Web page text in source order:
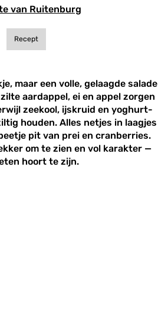
van Ruitenburg
Recept
maar een volle, gelaagde salade
aardappel, ei en appel zorgen
zeekool, ijskruid en yoghurt-
houden. Alles netjes in laagjes
pit van prei en cranberries.
om te zien en vol karakter —
hoort te zijn.